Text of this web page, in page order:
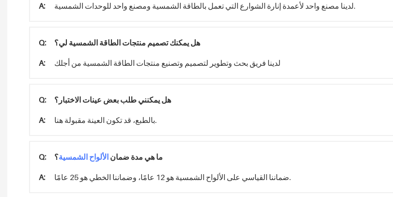
A: لدينا مصنع واحد لأعمدة إنارة الشوارع التي تعمل بالطاقة الشمسية ومصنع واحد للوحدات الشمسية.
Q: هل يمكنك تصميم منتجات الطاقة الشمسية لي؟
A: لدينا فريق بحث وتطوير لتصميم وتصنيع منتجات الطاقة الشمسية من أجلك
Q: هل يمكنني طلب بعض عينات الاختبار؟
A: بالطبع، قد تكون العينة مقبولة هنا.
Q: ما هي مدة ضمان الألواح الشمسية؟
A: ضماننا القياسي على الألواح الشمسية هو 12 عامًا، وضماننا الخطي هو 25 عامًا.